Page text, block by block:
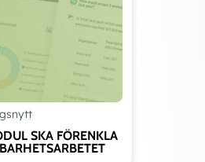
SKA FÖRENKLA